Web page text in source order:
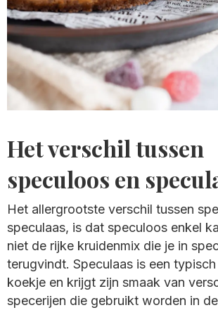
Het verschil tussen
speculoos en
Het allergrootste verschil tussen
speculaas, is dat speculoos enkel
niet de rijke kruidenmix die je in
terugvindt. Speculaas is een
koekje en krijgt zijn smaak van
specerijen die gebruikt worden in